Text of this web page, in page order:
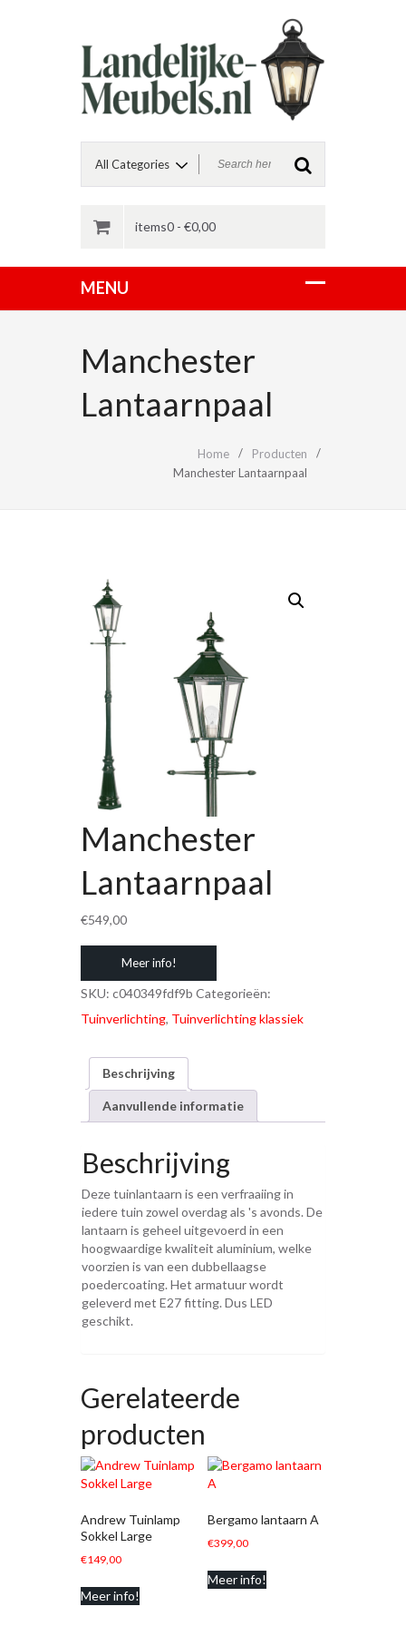
items0 - €0,00
Manchester
Lantaarnpaal
Home
Producten
Manchester Lantaarnpaal
Manchester
Lantaarnpaal
€549,00
Meer info!
SKU: c040349fdf9b Categorieën:
Tuinverlichting, Tuinverlichting klassiek
Beschrijving
Aanvullende informatie
Beschrijving
Deze tuinlantaarn is een verfraaiing in
iedere tuin zowel overdag als 's avonds. De
lantaarn is geheel uitgevoerd in een
hoogwaardige kwaliteit aluminium, welke
voorzien is van een dubbellaagse
poedercoating. Het armatuur wordt
geleverd met E27 fitting. Dus LED
geschikt.
Gerelateerde
producten
Andrew Tuinlamp
Sokkel Large
€149,00
Meer info!
Bergamo lantaarn A
€399,00
Meer info!